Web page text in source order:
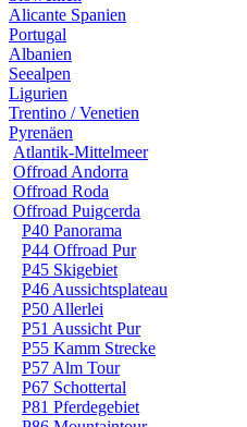
Alicante Spanien
Portugal
Albanien
Seealpen
Ligurien
Trentino / Venetien
Pyrenäen
Atlantik-Mittelmeer
Offroad Andorra
Offroad Roda
Offroad Puigcerda
P40 Panorama
P44 Offroad Pur
P45 Skigebiet
P46 Aussichtsplateau
P50 Allerlei
P51 Aussicht Pur
P55 Kamm Strecke
P57 Alm Tour
P67 Schottertal
P81 Pferdegebiet